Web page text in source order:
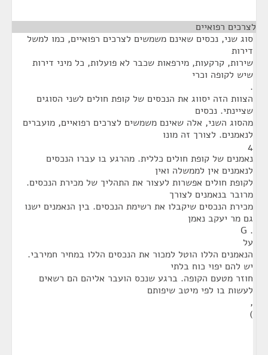
לצרכים רפואיים
סוג שני, נכסים שאינם משמשים לצרכים רפואיים, כמו למשל
דירות
שירות, קרקעות, מירפאות שכבר לא פועלות, כל מיני דירות
שיש לקופה וכרי
.
הצוות הזה יסווג את הנכסים של קופת חולים לשני הסוגים
שציינתי. נכסים
מהסוג השני, אלה שאינם משמשים לצרכים רפואיים, מועברים
לנאמנים. לצורך זה מונו
4
נאמנים של קופת חולים כללית. מהרגע בו עברו הנכסים
לנאמנים אין לממשלה ואין
לקופת חולים אפשרות לעצור את התהליך של מכירת הנכסים.
מרובר בנאמנים לצורך
מכירת הנכסים שיקבלו את רשימת הנכסים. בין הנאמנים ישנו
גם מר יעקב נאמן
. G
על
הנאמנים הללו הוטל למכור את הנכסים הללו במחיר חמירבי.
יש להם יפוי כוח בלתי
חוזר מטעם הקופה. ברגע שנכס הועבר אליהם הם רשאים
לעשות בו לפי מיטב שיפותם
,
)